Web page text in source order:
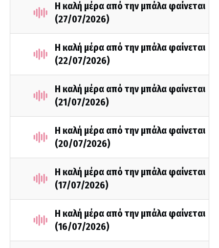
Η καλή μέρα από την μπάλα φαίνεται
(27/07/2026)
Η καλή μέρα από την μπάλα φαίνεται
(22/07/2026)
Η καλή μέρα από την μπάλα φαίνεται
(21/07/2026)
Η καλή μέρα από την μπάλα φαίνεται
(20/07/2026)
Η καλή μέρα από την μπάλα φαίνεται
(17/07/2026)
Η καλή μέρα από την μπάλα φαίνεται
(16/07/2026)